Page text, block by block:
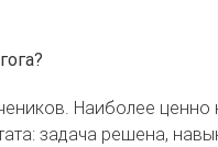
Наиболее ценно
задача решена,